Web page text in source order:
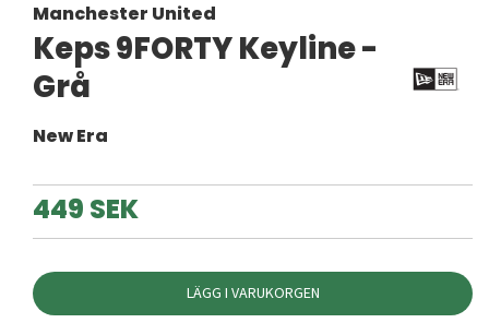
Manchester United
Keps 9FORTY Keyline -
Grå
New Era
449 SEK
LÄGG I VARUKORGEN